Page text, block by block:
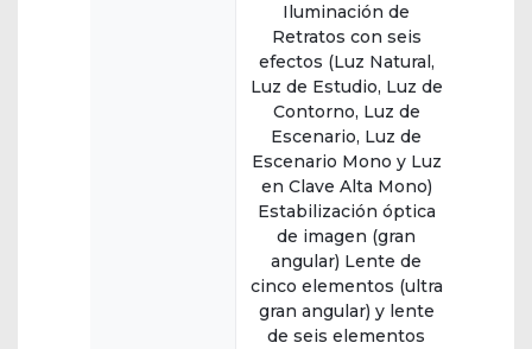
Iluminación de
Retratos con seis
efectos (Luz Natural,
Luz de Estudio, Luz de
Contorno, Luz de
Escenario, Luz de
Escenario Mono y Luz
en Clave Alta Mono)
Estabilización óptica
de imagen (gran
angular) Lente de
cinco elementos (ultra
gran angular) y lente
de seis elementos